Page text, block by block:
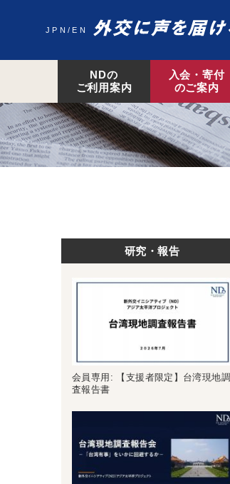
JPN EN
NDの
ご利用案内
入会・寄付
のご案内
研究・報告
会員専用: 【支援者限定】台湾現地調
査報告書